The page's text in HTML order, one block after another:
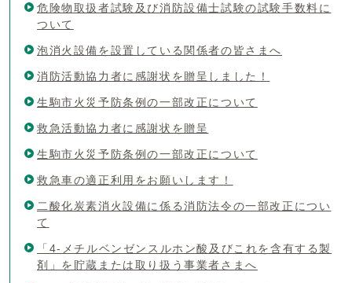
危険物取扱者試験及び消防設備士試験の試験手数料に
ついて
泡消火設備を設置している関係者の皆さまへ
消防活動協力者に感謝状を贈呈しました！
生駒市火災予防条例の一部改正について
救急活動協力者に感謝状を贈呈
生駒市火災予防条例の一部改正について
救急車の適正利用をお願いします！
二酸化炭素消火設備に係る消防法令の一部改正につい
て
「4‐メチルベンゼンスルホン酸及びこれを含有する製
剤」を貯蔵または取り扱う事業者さまへ